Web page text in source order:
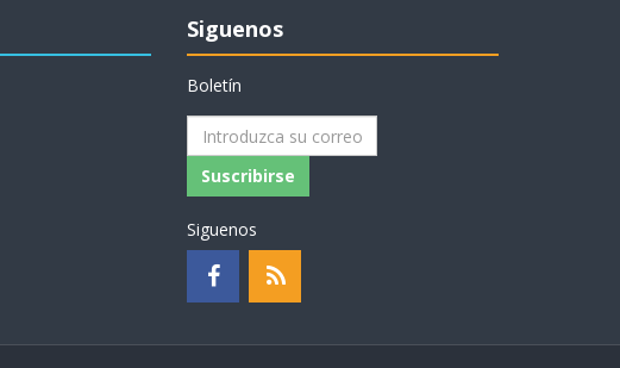
Siguenos
Boletín
Suscribirse
Siguenos